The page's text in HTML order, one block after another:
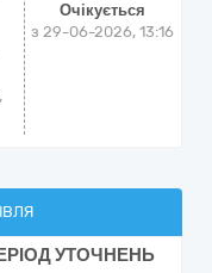
Очікується
з29-06-2026, 13:16
УТОЧНЕНЬ